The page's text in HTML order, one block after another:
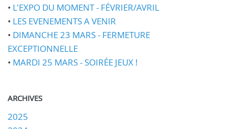
• L'EXPO DU MOMENT - FÉVRIER/AVRIL
• LES EVENEMENTS A VENIR
• DIMANCHE 23 MARS - FERMETURE
EXCEPTIONNELLE
• MARDI 25 MARS - SOIRÉE JEUX !
ARCHIVES
2025